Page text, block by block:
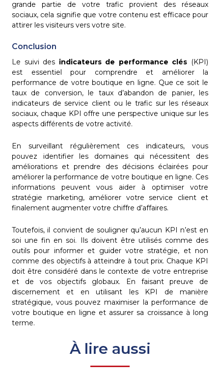
grande partie de votre trafic provient des réseaux
sociaux, cela signifie que votre contenu est efficace pour
attirer les visiteurs vers votre site.
Conclusion
Le suivi des indicateurs de performance clés (KPI)
est essentiel pour comprendre et améliorer la
performance de votre boutique en ligne. Que ce soit le
taux de conversion, le taux d’abandon de panier, les
indicateurs de service client ou le trafic sur les réseaux
sociaux, chaque KPI offre une perspective unique sur les
aspects différents de votre activité.
En surveillant régulièrement ces indicateurs, vous
pouvez identifier les domaines qui nécessitent des
améliorations et prendre des décisions éclairées pour
améliorer la performance de votre boutique en ligne. Ces
informations peuvent vous aider à optimiser votre
stratégie marketing, améliorer votre service client et
finalement augmenter votre chiffre d’affaires.
Toutefois, il convient de souligner qu’aucun KPI n’est en
soi une fin en soi. Ils doivent être utilisés comme des
outils pour informer et guider votre stratégie, et non
comme des objectifs à atteindre à tout prix. Chaque KPI
doit être considéré dans le contexte de votre entreprise
et de vos objectifs globaux. En faisant preuve de
discernement et en utilisant les KPI de manière
stratégique, vous pouvez maximiser la performance de
votre boutique en ligne et assurer sa croissance à long
terme.
À lire aussi